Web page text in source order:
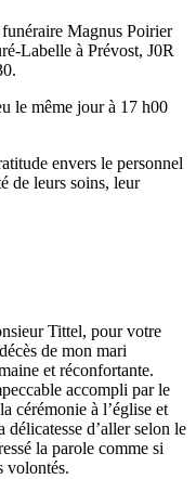
Magnus Poirier
Labelle à Prévost, J0R
le même jour à 17 h00
envers le personnel
de leurs soins, leur
Tittel, pour votre
de mon mari
et réconfortante.
accompli par le
cérémonie à l’église et
d’aller selon le
la parole comme si
volontés.